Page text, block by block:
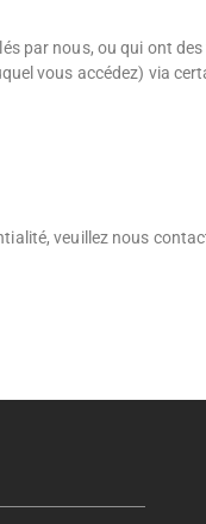
par nous, ou qui ont
vous accédez) via
veuillez nous